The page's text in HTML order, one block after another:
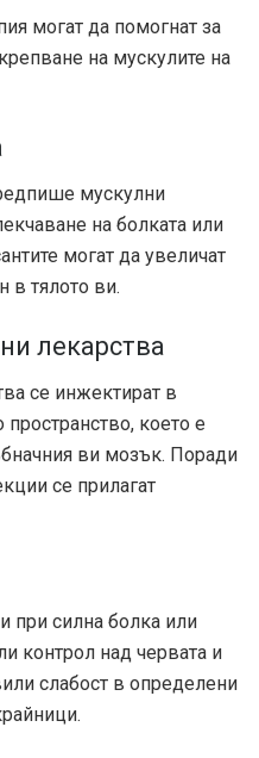
могат да помогнат за
на мускулите на
мускулни
на болката или
могат да увеличат
в тялото ви.
лекарства
се инжектират в
което е
ви мозък. Поради
се прилагат
при силна болка или
контрол над червата и
слабост в определени